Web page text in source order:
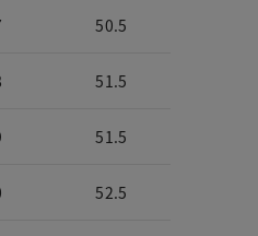
50.5
51.5
51.5
52.5